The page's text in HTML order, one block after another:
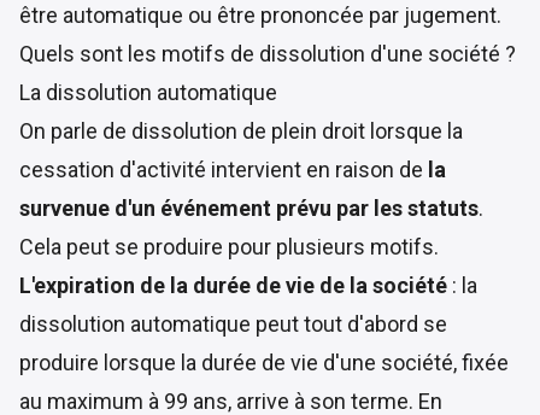
être automatique ou être prononcée par jugement.
Quels sont les motifs de dissolution d'une société ?
La dissolution automatique
On parle de dissolution de plein droit lorsque la
cessation d'activité intervient en raison de la
survenue d'un événement prévu par les statuts.
Cela peut se produire pour plusieurs motifs.
L'expiration de la durée de vie de la société : la
dissolution automatique peut tout d'abord se
produire lorsque la durée de vie d'une société, fixée
au maximum à 99 ans, arrive à son terme. En